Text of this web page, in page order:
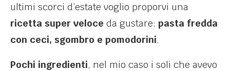
ultimi scorci d’estate voglio proporvi una
ricetta super veloce da gustare: pasta fredda
con ceci, sgombro e pomodorini.
Pochi ingredienti, nel mio caso i soli che avevo